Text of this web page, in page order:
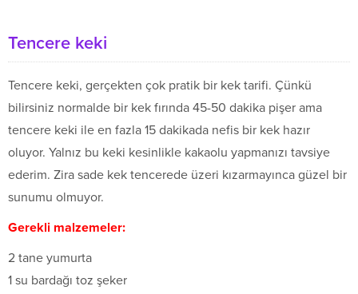
Tencere keki
Tencere keki, gerçekten çok pratik bir kek tarifi. Çünkü
bilirsiniz normalde bir kek fırında 45-50 dakika pişer ama
tencere keki ile en fazla 15 dakikada nefis bir kek hazır
oluyor. Yalnız bu keki kesinlikle kakaolu yapmanızı tavsiye
ederim. Zira sade kek tencerede üzeri kızarmayınca güzel bir
sunumu olmuyor.
Gerekli malzemeler:
2 tane yumurta
1 su bardağı toz şeker